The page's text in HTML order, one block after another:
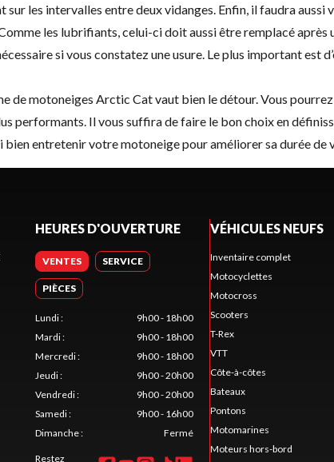
les intervalles entre deux vidanges. Enfin, il faudra aussi
les lubrifiants, celui-ci doit aussi être remplacé après
si vous constatez une usure. Le plus important est
de motoneiges Arctic Cat vaut bien le détour. Vous
performants. Il vous suffira de faire le bon choix en
entretenir votre motoneige pour améliorer sa durée de
HEURES D'OUVERTURE
VENTES SERVICE
PIÈCES
Lundi:
9h00 - 18h00
Mardi:
9h00 - 18h00
Mercredi:
9h00 - 18h00
Jeudi:
9h00 - 20h00
Vendredi:
9h00 - 20h00
Samedi:
9h00 - 16h00
Dimanche: Fermé
Restez
VÉHICULES NEUFS
Inventaire complet
Motocyclettes
Motocross
Scooters
T-Rex
VTT
Côte-à-côtes
Bateaux
Pontons
Motomarines
Moteurs hors-bord